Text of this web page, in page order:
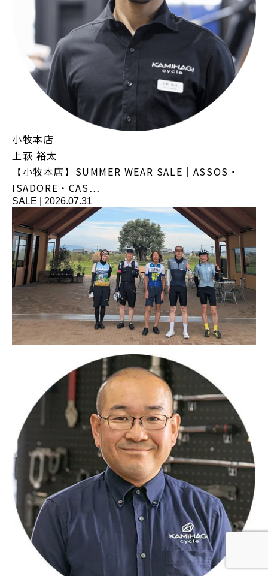
小牧本店
上萩 裕太
【小牧本店】SUMMER WEAR SALE｜ASSOS・
ISADORE・CAS…
SALE 2026.07.31